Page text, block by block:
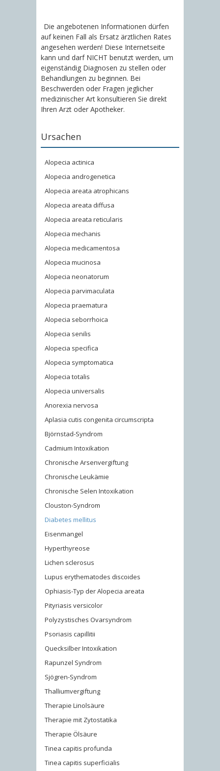
Die angebotenen Informationen dürfen
auf keinen Fall als Ersatz ärztlichen Rates
angesehen werden! Diese Internetseite
kann und darf NICHT benutzt werden, um
eigenständig Diagnosen zu stellen oder
Behandlungen zu beginnen. Bei
Beschwerden oder Fragen jeglicher
medizinischer Art konsultieren Sie direkt
Ihren Arzt oder Apotheker.
Ursachen
Alopecia actinica
Alopecia androgenetica
Alopecia areata atrophicans
Alopecia areata diffusa
Alopecia areata reticularis
Alopecia mechanis
Alopecia medicamentosa
Alopecia mucinosa
Alopecia neonatorum
Alopecia parvimaculata
Alopecia praematura
Alopecia seborrhoica
Alopecia senilis
Alopecia specifica
Alopecia symptomatica
Alopecia totalis
Alopecia universalis
Anorexia nervosa
Aplasia cutis congenita circumscripta
Björnstad-Syndrom
Cadmium Intoxikation
Chronische Arsenvergiftung
Chronische Leukämie
Chronische Selen Intoxikation
Clouston-Syndrom
Diabetes mellitus
Eisenmangel
Hyperthyreose
Lichen sclerosus
Lupus erythematodes discoides
Ophiasis-Typ der Alopecia areata
Pityriasis versicolor
Polyzystisches Ovarsyndrom
Psoriasis capillitii
Quecksilber Intoxikation
Rapunzel Syndrom
Sjögren-Syndrom
Thalliumvergiftung
Therapie Linolsäure
Therapie mit Zytostatika
Therapie Ölsäure
Tinea capitis profunda
Tinea capitis superficialis